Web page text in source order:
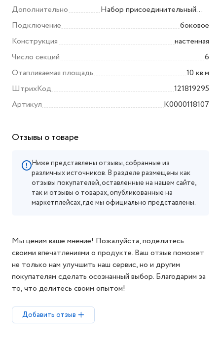
Дополнительно
Набор присоединительный
Подключение
боковое
Конструкция
настенная
Число секций
6
Отапливаемая площадь
10 кв.м
ШтрихКод
121819295
Артикул
K0000118107
Отзывы о товаре
Ниже представлены отзывы, собранные из
различных источников. В разделе размещены как
отзывы покупателей, оставленные на нашем сайте,
так и отзывы о товарах, опубликованные на
маркетплейсах, где мы официально представлены.
Мы ценим ваше мнение! Пожалуйста, поделитесь
своими впечатлениями о продукте. Ваш отзыв поможет
не только нам улучшить наш сервис, но и другим
покупателям сделать осознанный выбор. Благодарим за
то, что делитесь своим опытом!
Добавить отзыв